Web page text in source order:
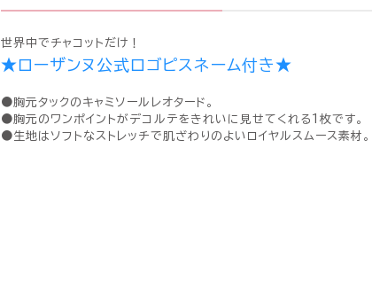
世界中でチャコットだけ！
★ローザンヌ公式ロゴピスネーム付き★
●胸元タックのキャミソールレオタード。
●胸元のワンポイントがデコルテをきれいに見せてくれる1枚です。
●生地はソフトなストレッチで肌ざわりのよいロイヤルスムース素材。